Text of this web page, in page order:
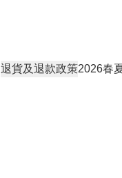
退貨及退款政策2026春